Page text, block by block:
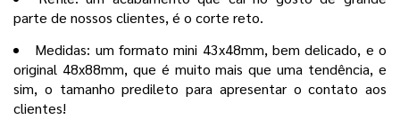
parte de nossos clientes, é o corte reto.
Medidas: um formato mini 43x48mm, bem delicado, e o
original 48x88mm, que é muito mais que uma tendência, e
sim, o tamanho predileto para apresentar o contato aos
clientes!